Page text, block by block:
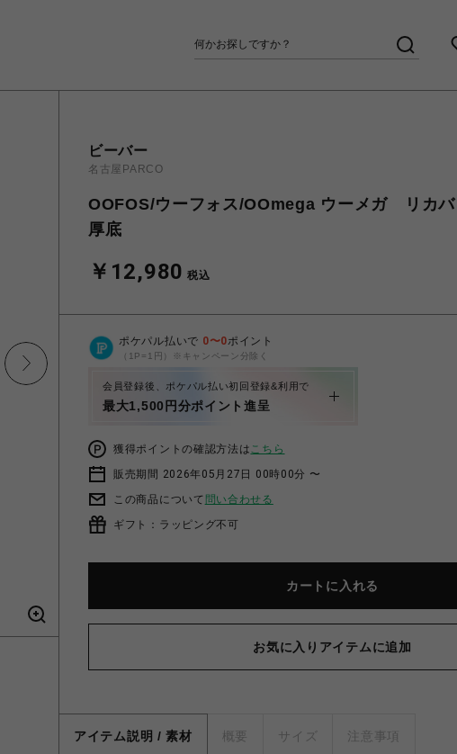
ビーバー
名古屋PARCO
OOFOS/ウーフォス/OOmega ウーメガ リカ
厚底
￥12,980 税込
ポケパル払いで 0〜0ポイント
（1P=1円）※キャンペーン分除く
会員登録後、ポケパル払い初回登録&利用で
最大1,500円分ポイント進呈
獲得ポイントの確認方法はこちら
販売期間 2026年05月27日 00時00分 〜
この商品について 問い合わせる
ギフト：ラッピング不可
カートに入れる
お気に入りアイテムに追加
アイテム説明 / 素材 概要 サイズ 注意事項